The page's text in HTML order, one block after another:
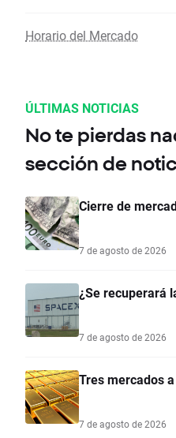
Horario del Mercado
ÚLTIMAS NOTICIAS
No te pierdas
sección de
Cierre de
7 de agosto de 2026
¿Se recuperará
7 de agosto de 2026
Tres mercados
7 de agosto de 2026